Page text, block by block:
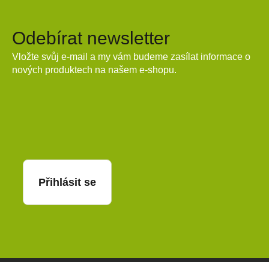
Odebírat newsletter
Vložte svůj e-mail a my vám budeme zasílat informace o
nových produktech na našem e-shopu.
Přihlásit se